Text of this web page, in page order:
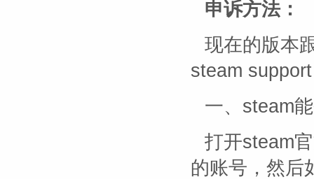
申诉方法：
现在的版本
steam
一、steam
打开steam
的账号，然后